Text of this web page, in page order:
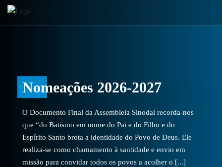
Nomeações 2026-2027
O Documento Final da Assembleia Sinodal recorda-nos
que “do Batismo em nome do Pai e do Filho e do
Espírito Santo brota a identidade do Povo de Deus. Ele
realiza-se como chamamento à santidade e envio em
missão para convidar todos os povos a acolher o [...]